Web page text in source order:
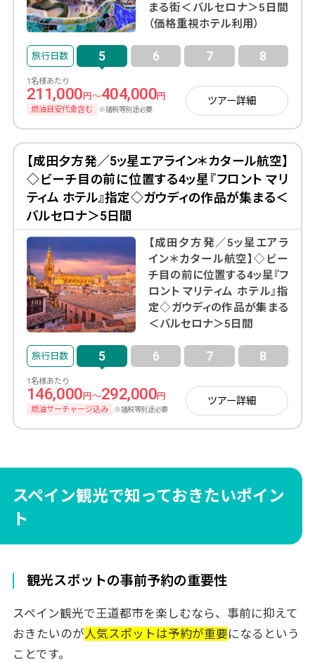
まる街＜バルセロナ＞5日間
（価格重視ホテル利用）
5 6 7 8
1名様あたり
211,000 円～404,000円
燃油目安代金含む ※諸税等別途必要
ツアー詳細
【成田夕方発／5ッ星エアライン＊カタール航空】
◇ビーチ目の前に位置する4ッ星『フロント マリ
ティム ホテル』指定◇ガウディの作品が集まる＜
バルセロナ＞5日間
【成田夕方発／5ッ星エアラ
イン＊カタール航空】◇ビー
チ目の前に位置する4ッ星『フ
ロント マリティム ホテル』指
定◇ガウディの作品が集まる
＜バルセロナ＞5日間
5 6 7 8
1名様あたり
146,000 円～292,000円
燃油サーチャージ込み ※諸税等別途必要
ツアー詳細
スペイン観光で知っておきたいポイン
ト
観光スポットの事前予約の重要性
スペイン観光で王道都市を楽しむなら、事前に抑えて
おきたいのが 人気スポットは予約が重要になるという
ことです。